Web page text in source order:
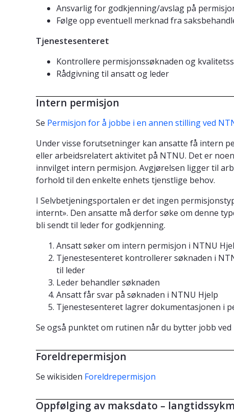
Ansvarlig for godkjenning/avslag på
Følge opp eventuell merknad fra
Tjenestesenteret
Kontrollere permisjonssøknaden og
Rådgivning til ansatt og leder
Intern permisjon
Se Permisjon for å jobbe i en annen stilling ved
Under visse forutsetninger kan ansatte få intern
eller arbeidsrelatert aktivitet på NTNU. Det er
innvilget intern permisjon. Avgjørelsen ligger til
forhold til den enkelte enhets tjenstlige behov.
I Selvbetjeningsportalen er det ingen
internt». Den ansatte må derfor søke om denne
bli sendt til leder for godkjenning.
Ansatt søker om intern permisjon i NTNU
Tjenestesenteret kontrollerer søknaden i
til leder
Leder behandler søknaden
Ansatt får svar på søknaden i NTNU Hjelp
Tjenestesenteret lagrer dokumentasjonen i
Se også punktet om rutinen når du bytter jobb ved
Foreldrepermisjon
Se wikisiden Foreldrepermisjon
Oppfølging av maksdato –